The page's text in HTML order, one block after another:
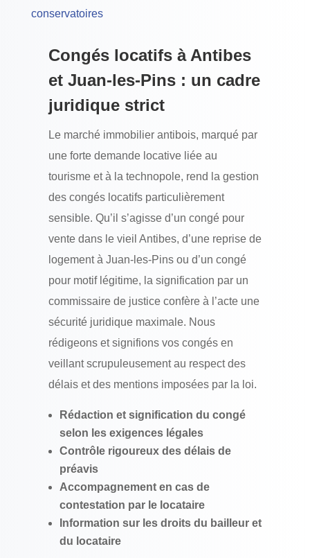
conservatoires
Congés locatifs à Antibes
et Juan-les-Pins : un cadre
juridique strict
Le marché immobilier antibois, marqué par
une forte demande locative liée au
tourisme et à la technopole, rend la gestion
des congés locatifs particulièrement
sensible. Qu’il s’agisse d’un congé pour
vente dans le vieil Antibes, d’une reprise de
logement à Juan-les-Pins ou d’un congé
pour motif légitime, la signification par un
commissaire de justice confère à l’acte une
sécurité juridique maximale. Nous
rédigeons et signifions vos congés en
veillant scrupuleusement au respect des
délais et des mentions imposées par la loi.
Rédaction et signification du congé
selon les exigences légales
Contrôle rigoureux des délais de
préavis
Accompagnement en cas de
contestation par le locataire
Information sur les droits du bailleur et
du locataire